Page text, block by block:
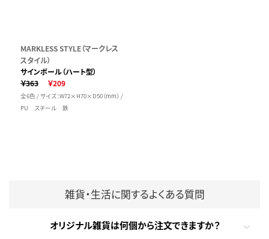
MARKLESS STYLE（マークレス
スタイル）
サインボール（ハート型）
￥363
￥209
全6色 / サイズ：W72×H70×D50（mm） /
PU スチール 鉄
雑貨・生活に関するよくある質問
オリジナル雑貨は何個から注文できますか？